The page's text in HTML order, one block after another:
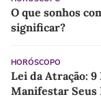
O que sonhos
significar?
HORÓSCOPO
Lei da Atração: 9
Manifestar Seus